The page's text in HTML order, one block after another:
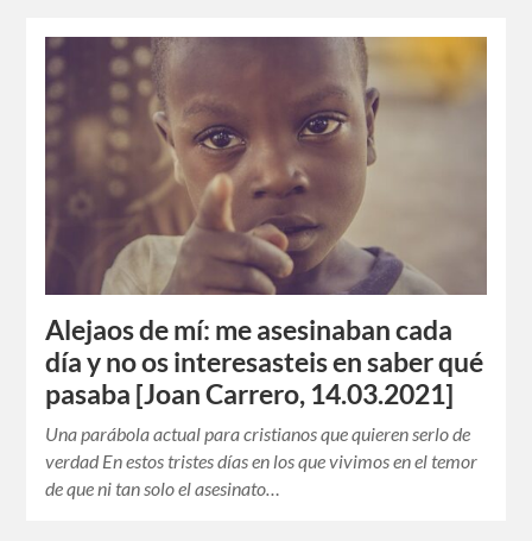
Alejaos de mí: me asesinaban cada
día y no os interesasteis en saber qué
pasaba [Joan Carrero, 14.03.2021]
Una parábola actual para cristianos que quieren serlo de
verdad En estos tristes días en los que vivimos en el temor
de que ni tan solo el asesinato…